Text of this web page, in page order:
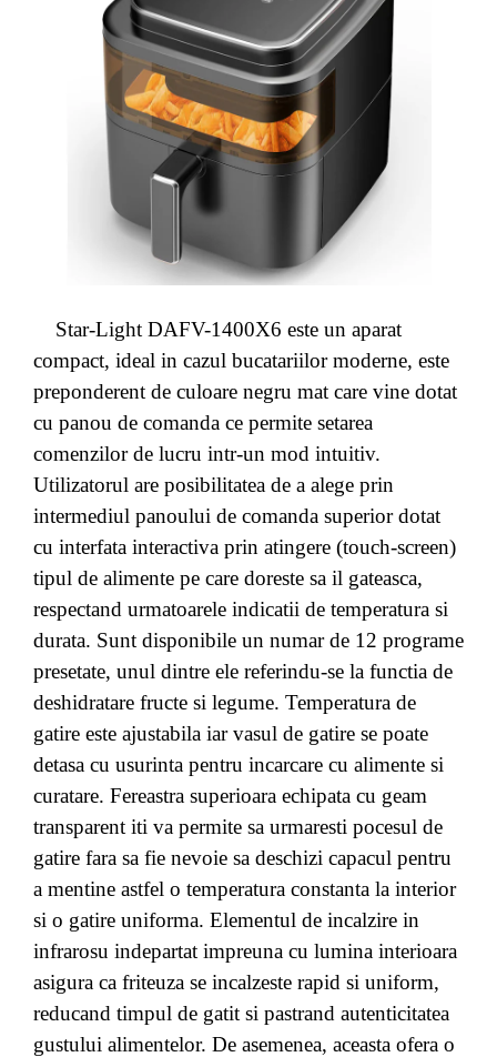
Star-Light DAFV-1400X6 este un aparat
compact, ideal in cazul bucatariilor moderne, este
preponderent de culoare negru mat care vine dotat
cu panou de comanda ce permite setarea
comenzilor de lucru intr-un mod intuitiv.
Utilizatorul are posibilitatea de a alege prin
intermediul panoului de comanda superior dotat
cu interfata interactiva prin atingere (touch-screen)
tipul de alimente pe care doreste sa il gateasca,
respectand urmatoarele indicatii de temperatura si
durata. Sunt disponibile un numar de 12 programe
presetate, unul dintre ele referindu-se la functia de
deshidratare fructe si legume. Temperatura de
gatire este ajustabila iar vasul de gatire se poate
detasa cu usurinta pentru incarcare cu alimente si
curatare. Fereastra superioara echipata cu geam
transparent iti va permite sa urmaresti pocesul de
gatire fara sa fie nevoie sa deschizi capacul pentru
a mentine astfel o temperatura constanta la interior
si o gatire uniforma. Elementul de incalzire in
infrarosu indepartat impreuna cu lumina interioara
asigura ca friteuza se incalzeste rapid si uniform,
reducand timpul de gatit si pastrand autenticitatea
gustului alimentelor. De asemenea, aceasta ofera o